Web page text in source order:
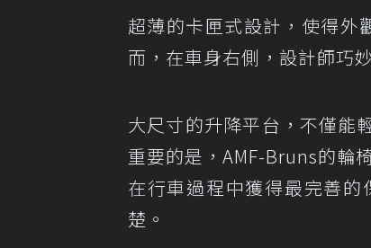
超薄的卡匣式設計，使得外
而，在車身右側，設計師巧
大尺寸的升降平台，不僅能
重要的是，AMF-Bruns的輪
在行車過程中獲得最完善
楚。